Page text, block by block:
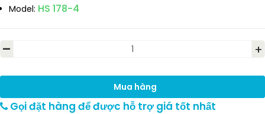
Model: HS 178-4
- +
Mua hàng
Gọi đặt hàng để được hỗ trợ giá tốt nhất